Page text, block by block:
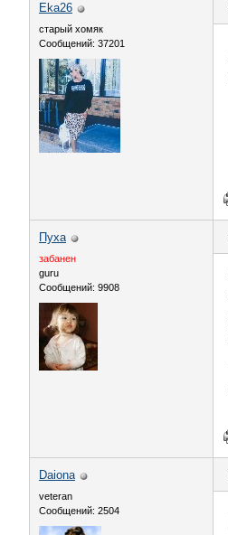
Eka26
старый хомяк
Сообщений: 37201
Пуха
забанен
guru
Сообщений: 9908
Daiona
veteran
Сообщений: 2504